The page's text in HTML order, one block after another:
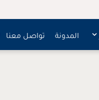
المدونة تواصل معنا